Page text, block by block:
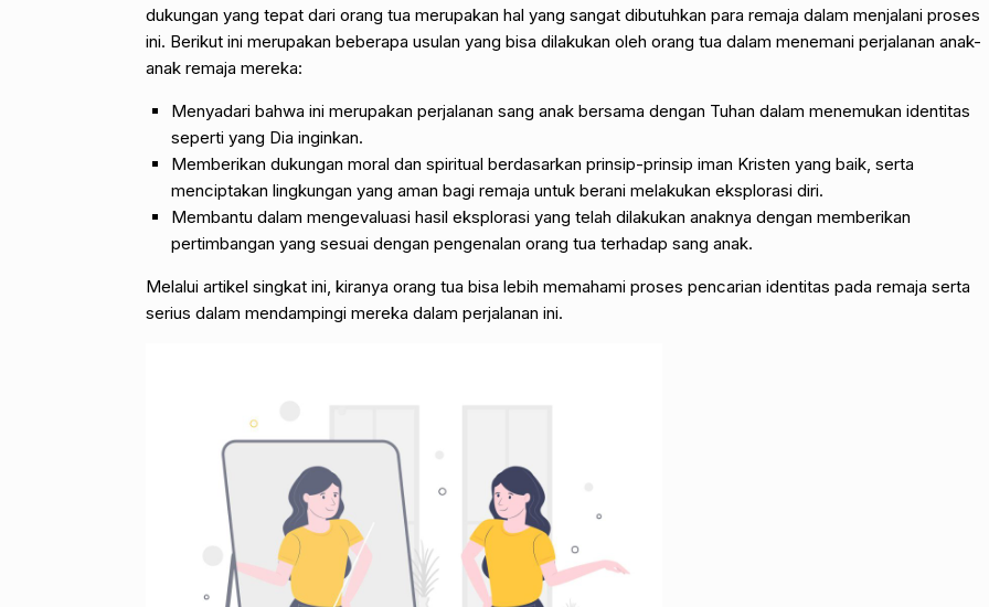
dukungan yang tepat dari orang tua merupakan hal yang sangat dibutuhkan para remaja dalam menjalani proses
ini. Berikut ini merupakan beberapa usulan yang bisa dilakukan oleh orang tua dalam menemani perjalanan anak-
anak remaja mereka:
Menyadari bahwa ini merupakan perjalanan sang anak bersama dengan Tuhan dalam menemukan identitas
seperti yang Dia inginkan.
Memberikan dukungan moral dan spiritual berdasarkan prinsip-prinsip iman Kristen yang baik, serta
menciptakan lingkungan yang aman bagi remaja untuk berani melakukan eksplorasi diri.
Membantu dalam mengevaluasi hasil eksplorasi yang telah dilakukan anaknya dengan memberikan
pertimbangan yang sesuai dengan pengenalan orang tua terhadap sang anak.
Melalui artikel singkat ini, kiranya orang tua bisa lebih memahami proses pencarian identitas pada remaja serta
serius dalam mendampingi mereka dalam perjalanan ini.